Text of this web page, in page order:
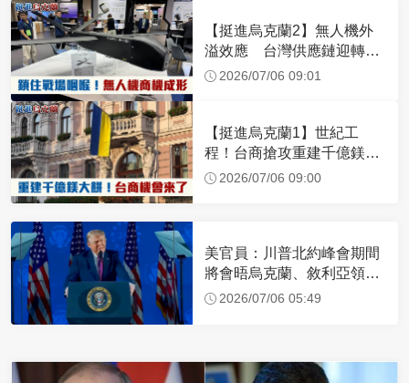
【挺進烏克蘭2】無人機外
溢效應 台灣供應鏈迎轉單
潮 2026/07/06 09:01
【挺進烏克蘭1】世紀工
程！台商搶攻重建千億鎂大
餅 2026/07/06 09:00
美官員：川普北約峰會期間
將會晤烏克蘭、敘利亞領導
人2026/07/06 05:49